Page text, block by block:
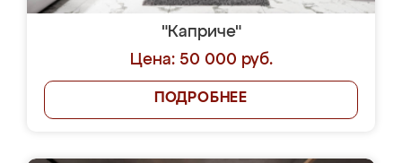
"Каприче"
Цена: 50 000 руб.
ПОДРОБНЕЕ